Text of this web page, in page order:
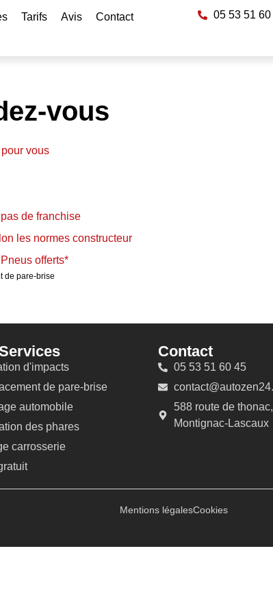
Tarifs Avis Contact 05 53 51 60
vous
vous
de franchise
les normes constructeur
offerts*
de pare-brise
d'impacts
de pare-brise
automobile
des phares
carrosserie
Contact
05 53 51 60 45
588 route de
Montignac-Lascaux
Mentions légalesCookies